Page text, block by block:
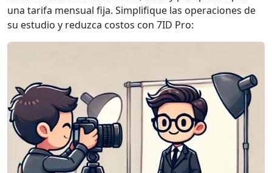
una tarifa mensual fija. Simplifique las operaciones de
su estudio y reduzca costos con 7ID Pro: